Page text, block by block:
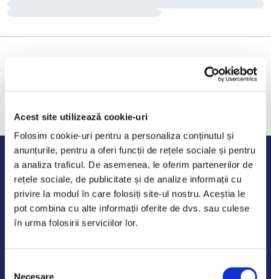
Acest site utilizează cookie-uri
Folosim cookie-uri pentru a personaliza conținutul și
anunțurile, pentru a oferi funcții de rețele sociale și pentru
a analiza traficul. De asemenea, le oferim partenerilor de
rețele sociale, de publicitate și de analize informații cu
privire la modul în care folosiți site-ul nostru. Aceștia le
pot combina cu alte informații oferite de dvs. sau culese
în urma folosirii serviciilor lor.
Necesare
Program de lucru
Luni - Vineri: 09:00-18:00
Sambata - Duminica: 10:00-14:00